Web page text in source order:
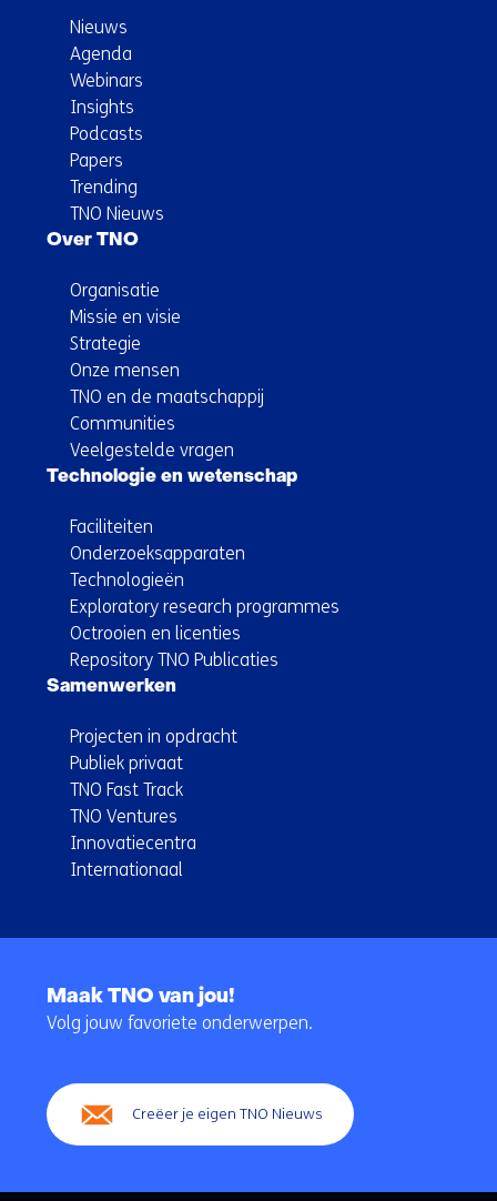
Nieuws
Agenda
Webinars
Insights
Podcasts
Papers
Trending
TNO Nieuws
Over TNO
Organisatie
Missie en visie
Strategie
Onze mensen
TNO en de maatschappij
Communities
Veelgestelde vragen
Technologie en wetenschap
Faciliteiten
Onderzoeksapparaten
Technologieën
Exploratory research programmes
Octrooien en licenties
Repository TNO Publicaties
Samenwerken
Projecten in opdracht
Publiek privaat
TNO Fast Track
TNO Ventures
Innovatiecentra
Internationaal
navigatie
Maak TNO van jou!
Volg jouw favoriete onderwerpen.
Creëer je eigen TNO Nieuws